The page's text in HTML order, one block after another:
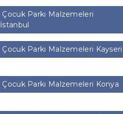
Çocuk Parkı Malzemeleri
İstanbul
Çocuk Parkı Malzemeleri Kayseri
Çocuk Parkı Malzemeleri Konya